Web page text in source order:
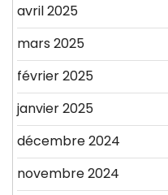
avril 2025
mars 2025
février 2025
janvier 2025
décembre 2024
novembre 2024